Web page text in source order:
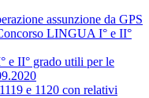
assunzione da GPS
LINGUA I° e II°
e II° grado utili per le
e 1120 con relativi